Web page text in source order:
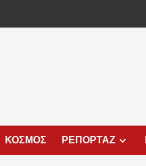
ΚΟΣΜΟΣ ΡΕΠΟΡΤΑΖ